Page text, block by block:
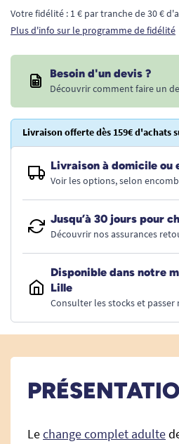
Votre fidélité : 1 € par tranche de 30 €
Plus d'info sur le programme de fidélité
Besoin d'un devis ?
Découvrir comment faire un
Livraison offerte dès 159€ d'achats
Livraison à domicile ou
Voir les options, selon
Jusqu’à 30 jours pour
Découvrir nos assurances
Disponible dans notre
Lille
Consulter les stocks et passer
Lechange complet adulte